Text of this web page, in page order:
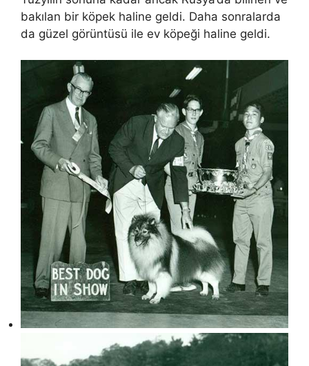
bakılan bir köpek haline geldi. Daha sonralarda
da güzel görüntüsü ile ev köpeği haline geldi.